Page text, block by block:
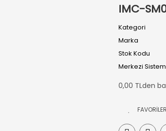
IMC-
Kategori
Marka
Stok Kodu
Merkezi
0,00 TLden